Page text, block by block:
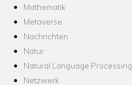
Mathematik
Metaverse
Nachrichten
Natur
Natural Language Processing
Netzwerk